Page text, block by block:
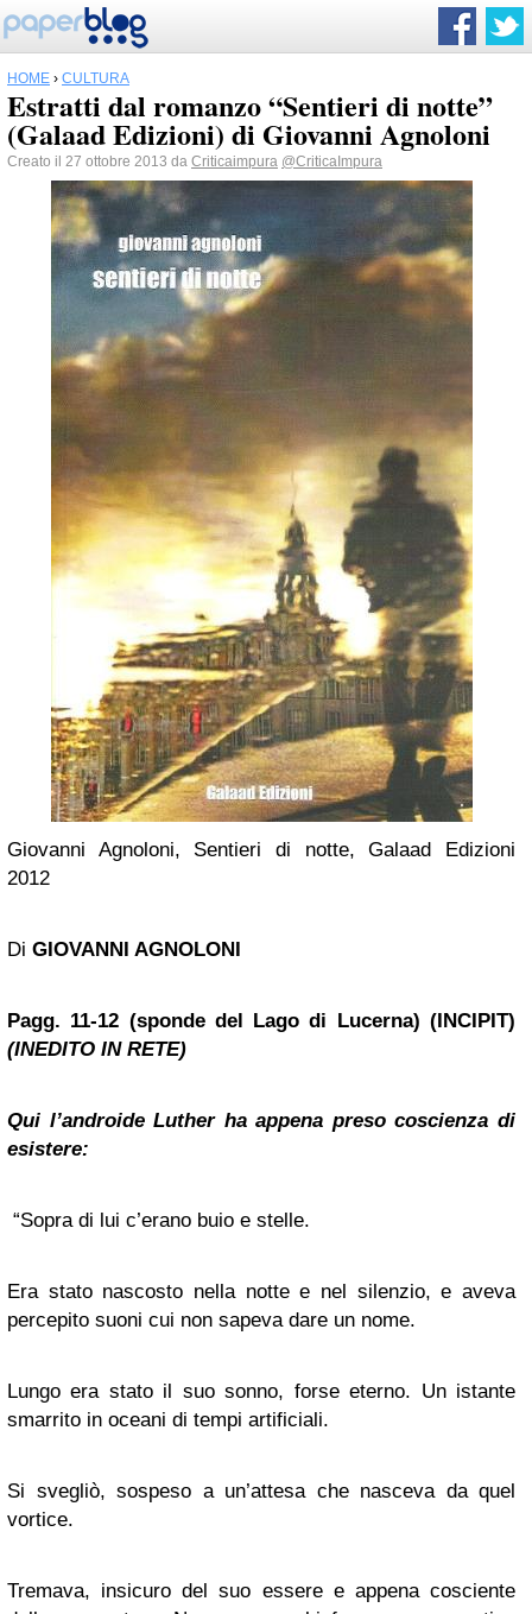
HOME › CULTURA
Estratti dal romanzo “Sentieri di notte”
(Galaad Edizioni) di Giovanni Agnoloni
Creato il 27 ottobre 2013 da Criticaimpura @CriticaImpura
Giovanni Agnoloni, Sentieri di notte, Galaad Edizioni
2012
Di GIOVANNI AGNOLONI
Pagg. 11-12 (sponde del Lago di Lucerna) (INCIPIT)
(INEDITO IN RETE)
Qui l’androide Luther ha appena preso coscienza di
esistere:
“Sopra di lui c’erano buio e stelle.
Era stato nascosto nella notte e nel silenzio, e aveva
percepito suoni cui non sapeva dare un nome.
Lungo era stato il suo sonno, forse eterno. Un istante
smarrito in oceani di tempi artificiali.
Si svegliò, sospeso a un’attesa che nasceva da quel
vortice.
Tremava, insicuro del suo essere e appena cosciente